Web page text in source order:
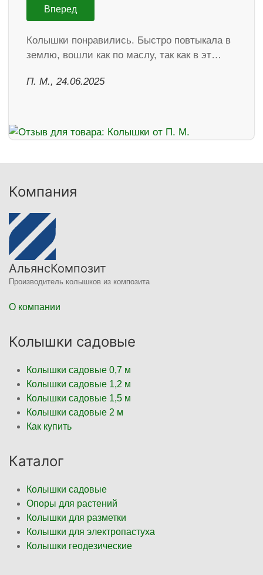
Вперед
Колышки понравились. Быстро повтыкала в
землю, вошли как по маслу, так как в эт…
П. М., 24.06.2025
Компания
АльянсКомпозит
Производитель колышков из композита
О компании
Колышки садовые
Колышки садовые 0,7 м
Колышки садовые 1,2 м
Колышки садовые 1,5 м
Колышки садовые 2 м
Как купить
Каталог
Колышки садовые
Опоры для растений
Колышки для разметки
Колышки для электропастуха
Колышки геодезические